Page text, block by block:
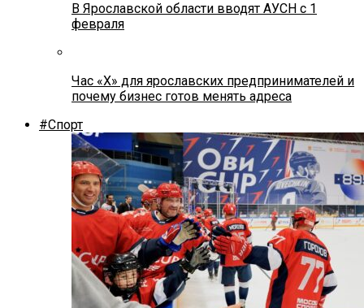
В Ярославской области вводят АУСН с 1
февраля
Час «Х» для ярославских предпринимателей и
почему бизнес готов менять адреса
#Спорт